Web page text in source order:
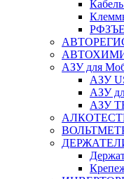
АЗУ для
АЗУ
АЗУ
АЗУ